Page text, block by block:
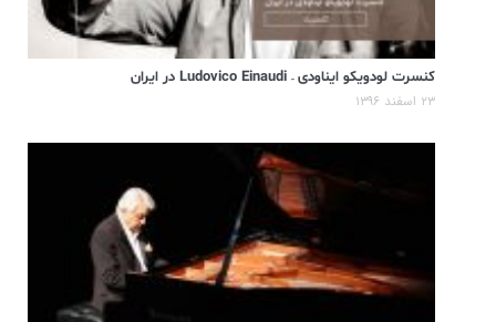
کنسرت لودویکو ایناودی – Ludovico Einaudi در ایران
۲۳ اسفند ۱۳۹۶